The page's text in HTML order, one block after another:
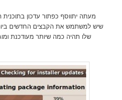
מעתה יתווסף כפתור עדכון בתוכנית
שיש למשתמש את הקבצים החדשים
שלו תהיה כמה שיותר מעודכנת